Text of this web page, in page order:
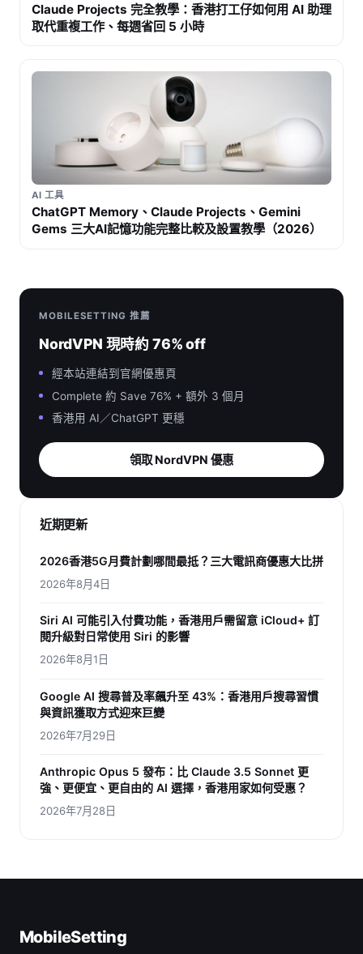
Claude Projects 完全教學：香港打工仔如何用 AI 助理
取代重複工作、每週省回 5 小時
AI 工具
ChatGPT Memory、Claude Projects、Gemini
Gems 三大AI記憶功能完整比較及設置教學（2026）
MOBILESETTING 推薦
NordVPN 現時約 76% off
經本站連結到官網優惠頁
Complete 約 Save 76% + 額外 3 個月
香港用 AI／ChatGPT 更穩
領取 NordVPN 優惠
近期更新
2026香港5G月費計劃哪間最抵？三大電訊商優惠大比拼
2026年8月4日
Siri AI 可能引入付費功能，香港用戶需留意 iCloud+ 訂
閱升級對日常使用 Siri 的影響
2026年8月1日
Google AI 搜尋普及率飆升至 43%：香港用戶搜尋習慣
與資訊獲取方式迎來巨變
2026年7月29日
Anthropic Opus 5 發布：比 Claude 3.5 Sonnet 更
強、更便宜、更自由的 AI 選擇，香港用家如何受惠？
2026年7月28日
MobileSetting